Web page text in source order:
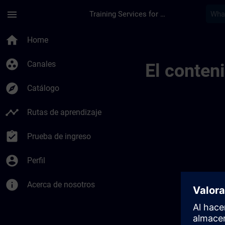
menu Training Services for Digital Industries
home Home
group_work Canales
explore Catálogo
timeline Rutas de aprendizaje
assignment_turned_in Prueba de ingreso
account_circle Perfil
info Acerca de nosotros
El